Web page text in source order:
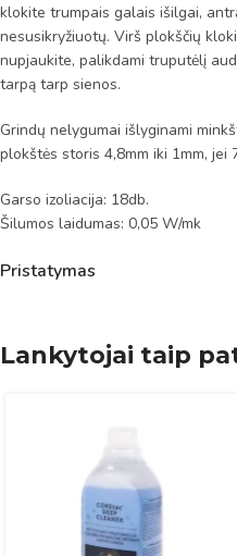
klokite trumpais galais išilgai,
nesusikryžiuotų. Virš plokščių
nupjaukite, palikdami truputėlį
tarpą tarp sienos.
Grindų nelygumai išlyginami
plokštės storis 4,8mm iki 1mm, jei
Garso izoliacija: 18db.
Šilumos laidumas: 0,05 W/mk
Pristatymas
Lankytojai taip